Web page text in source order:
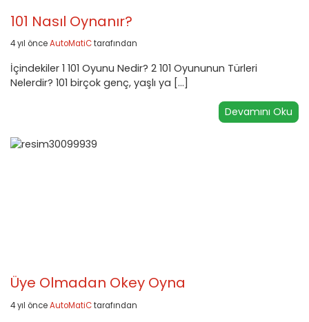
101 Nasıl Oynanır?
4 yıl önceAutoMatiCtarafından
İçindekiler 1 101 Oyunu Nedir? 2 101 Oyununun Türleri
Nelerdir? 101 birçok genç, yaşlı ya […]
Devamını Oku
Üye Olmadan Okey Oyna
4 yıl önceAutoMatiCtarafından